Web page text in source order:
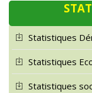
Statistiques
Statistiques
Statistiques